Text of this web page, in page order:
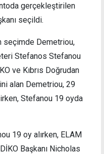
gerçekleştirilen
seçildi.
seçimde Demetriou,
Stefanos Stefanou
ve Kıbrıs Doğrudan
alan Demetriou, 29
Stefanou 19 oyda
19 oy alırken, ELAM
Başkanı Nicholas